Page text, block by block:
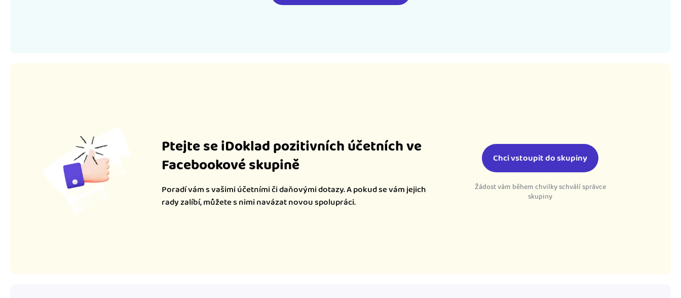
Ptejte se iDoklad pozitivních účetních ve
Facebookové skupině
Poradí vám s vašimi účetními či daňovými dotazy. A pokud se vám jejich
rady zalíbí, můžete s nimi navázat novou spolupráci.
Chci vstoupit do skupiny
Žádost vám během chvilky schválí správce
skupiny